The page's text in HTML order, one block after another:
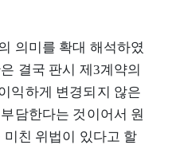
의미를 확대 해석하였
결국 판시 제3계약의
익하게 변경되지 않은
담한다는 것이어서 원
친 위법이 있다고 할